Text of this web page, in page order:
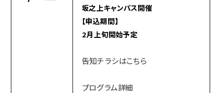
坂之上キャンパス開催
【申込期間】
2月上旬開始予定
告知チラシはこちら
プログラム詳細